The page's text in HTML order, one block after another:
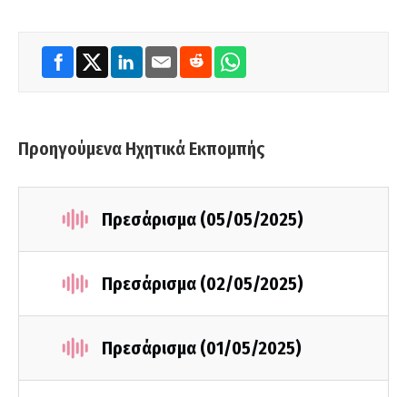
Προηγούμενα Ηχητικά Εκπομπής
Πρεσάρισμα (05/05/2025)
Πρεσάρισμα (02/05/2025)
Πρεσάρισμα (01/05/2025)